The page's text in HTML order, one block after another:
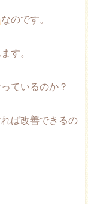
なのです。
す。
ているのか？
ば改善できるの